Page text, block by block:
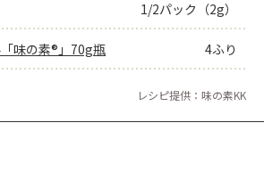
1/2パック（2g）
味の素®」70g瓶 4ふり
レシピ提供：味の素KK